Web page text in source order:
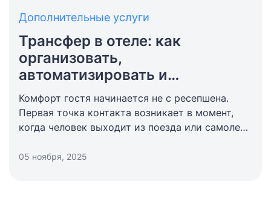
Дополнительные услуги
Трансфер в отеле: как
организовать,
автоматизировать и
превратить услугу в доход
Комфорт гостя начинается не с ресепшена.
Первая точка контакта возникает в момент,
когда человек выходит из поезда или самолета
Заранее оформленный трансфер аэропорт-
05 ноября, 2025